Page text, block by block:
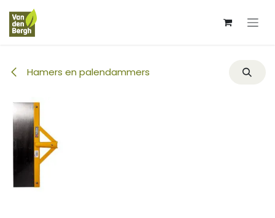
Overslaan naar inhoud
Hamers en palendammers